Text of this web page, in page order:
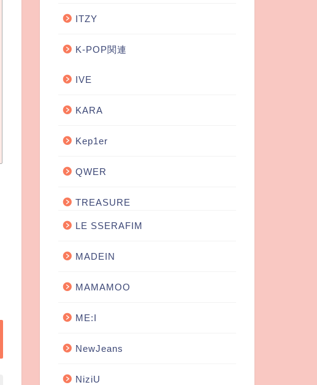
ITZY
K-POP関連
IVE
KARA
Kep1er
QWER
TREASURE
LE SSERAFIM
MADEIN
MAMAMOO
ME:I
NewJeans
NiziU